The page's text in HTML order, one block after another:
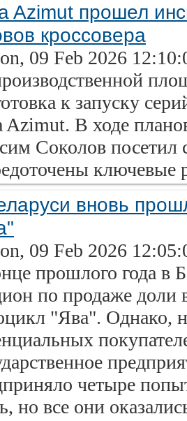
Azimut прошел
кроссовера
09 Feb 2026
к запуску
Azimut. В ходе
Соколов посетил
вновь
09 Feb 2026
прошлого года в
по продаже доли
"Ява". Однако,
четыре
но все они